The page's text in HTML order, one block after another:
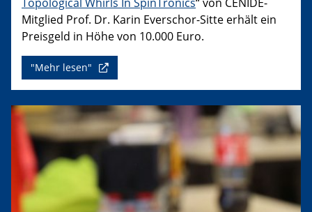
Mitglied Prof. Dr. Karin Everschor-Sitte erhält ein
Preisgeld in Höhe von 10.000 Euro.
"Mehr lesen"